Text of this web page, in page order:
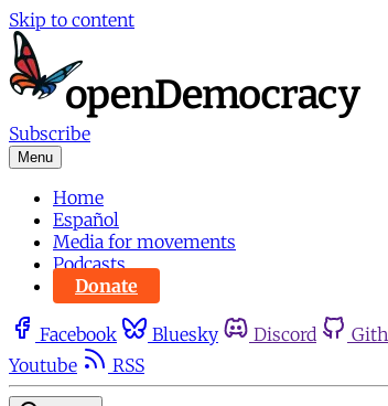
Skip to content
Subscribe
Menu
Home
Español
Media for movements
Podcasts
Donate
Facebook Bluesky Discord
Youtube
RSS